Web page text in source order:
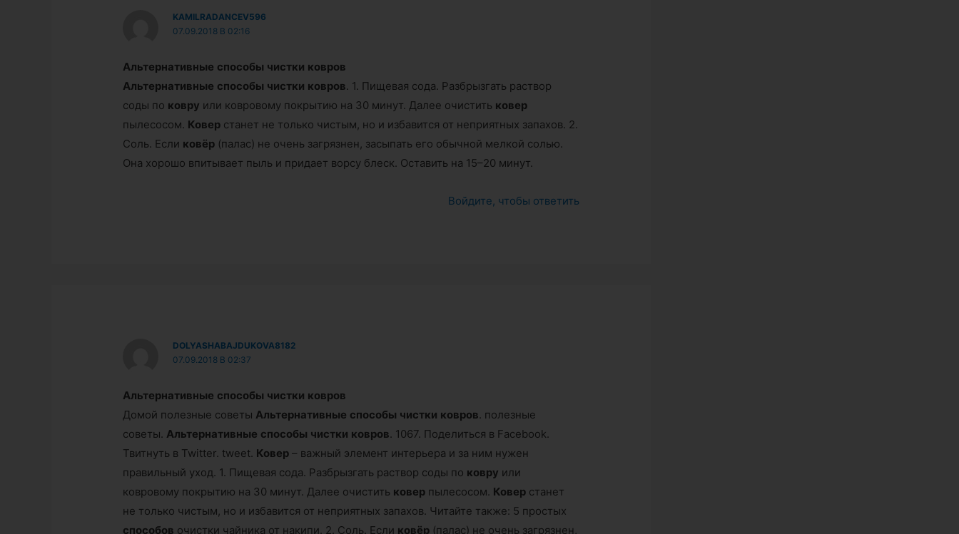
KAMILRADANCEV596
07.09.2018 В 02:16
Альтернативные способы чистки ковров
Альтернативные способы чистки ковров. 1. Пищевая сода. Разбрызгать раствор
соды по ковру или ковровому покрытию на 30 минут. Далее очистить ковер
пылесосом. Ковер станет не только чистым, но и избавится от неприятных запахов. 2.
Соль. Если ковёр (палас) не очень загрязнен, засыпать его обычной мелкой солью.
Она хорошо впитывает пыль и придает ворсу блеск. Оставить на 15–20 минут.
Войдите, чтобы ответить
DOLYASHABAJDUKOVA8182
07.09.2018 В 02:37
Альтернативные способы чистки ковров
Домой полезные советы Альтернативные способы чистки ковров. полезные
советы. Альтернативные способы чистки ковров. 1067. Поделиться в Facebook.
Твитнуть в Twitter. tweet. Ковер – важный элемент интерьера и за ним нужен
правильный уход. 1. Пищевая сода. Разбрызгать раствор соды по ковру или
ковровому покрытию на 30 минут. Далее очистить ковер пылесосом. Ковер станет
не только чистым, но и избавится от неприятных запахов. Читайте также: 5 простых
способов очистки чайника от накипи. 2. Соль. Если ковёр (палас) не очень загрязнен,